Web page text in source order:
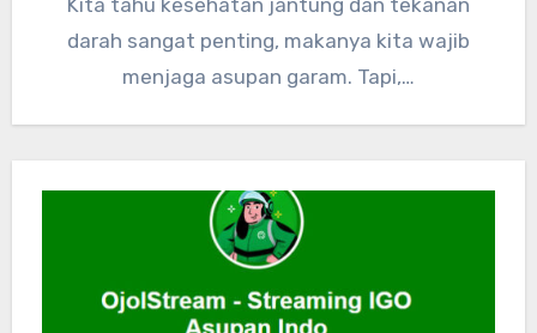
darah sangat penting, makanya kita wajib
menjaga asupan garam. Tapi,…